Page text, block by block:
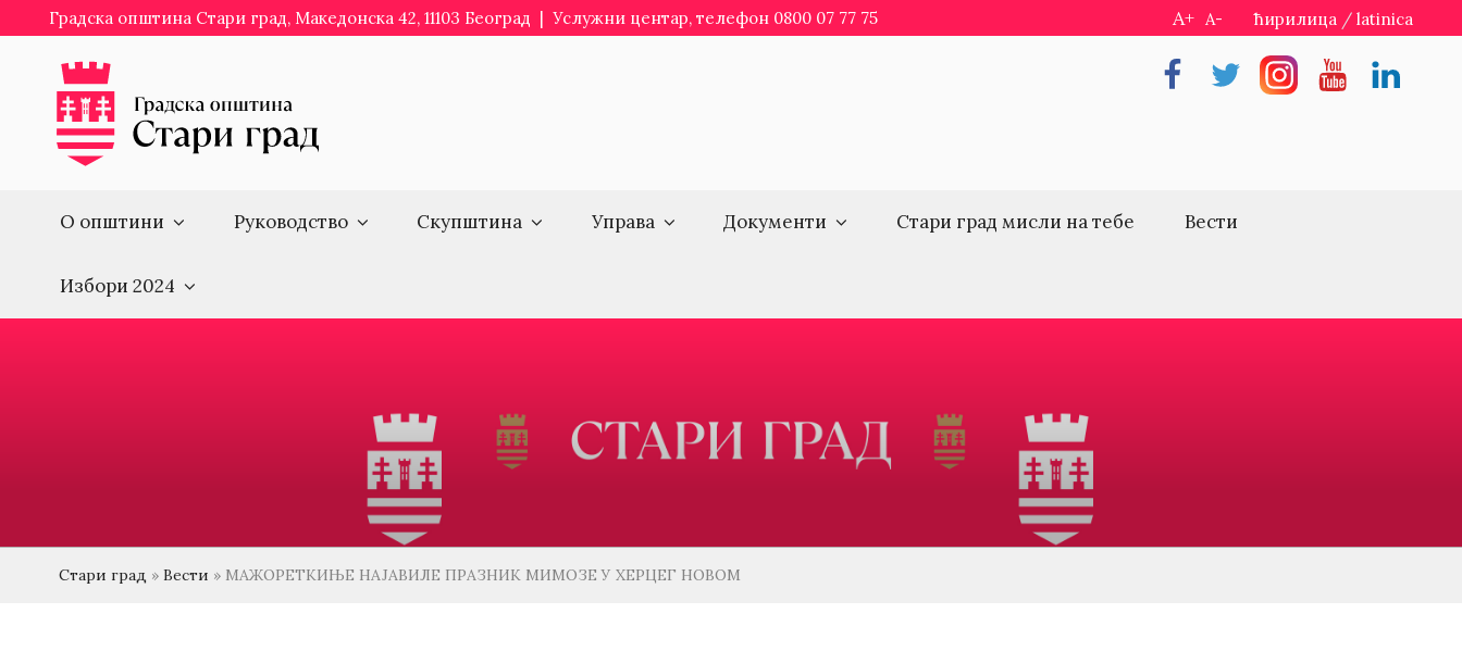
to
content
Градска општина Стари град, Македонска 42, 11103 Београд | Услужни центар, телефон 0800 07 77 75 A+ A- ћирилица / latinica
FacebookTwitterInstragramYoutubeLinkedin
О општини Руководство Скупштина Управа Документи Стари град мисли на тебе Вести
Избори 2024
Стари град » Вести » МАЖОРЕТКИЊЕ НАЈАВИЛЕ ПРАЗНИК МИМОЗЕ У ХЕРЦЕГ НОВОМ